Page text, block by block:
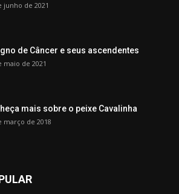
junho de 2021
de Câncer e seus ascendentes
maio de 2021
mais sobre o peixe Cavalinha
março de 2018